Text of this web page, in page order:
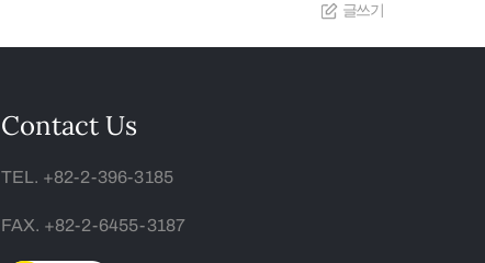
글쓰기
Contact Us
TEL. +82-2-396-3185
FAX. +82-2-6455-3187